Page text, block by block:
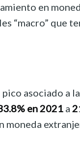
en
“macro”
pico asociado a
en 2021 a
moneda